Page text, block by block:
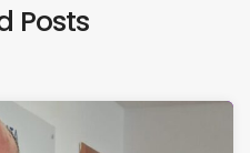
Posts